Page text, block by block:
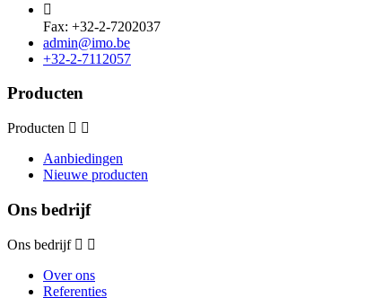

Fax: +32-2-7202037
admin@imo.be
+32-2-7112057
Producten
Producten
Aanbiedingen
Nieuwe producten
Ons bedrijf
Ons bedrijf
Over ons
Referenties